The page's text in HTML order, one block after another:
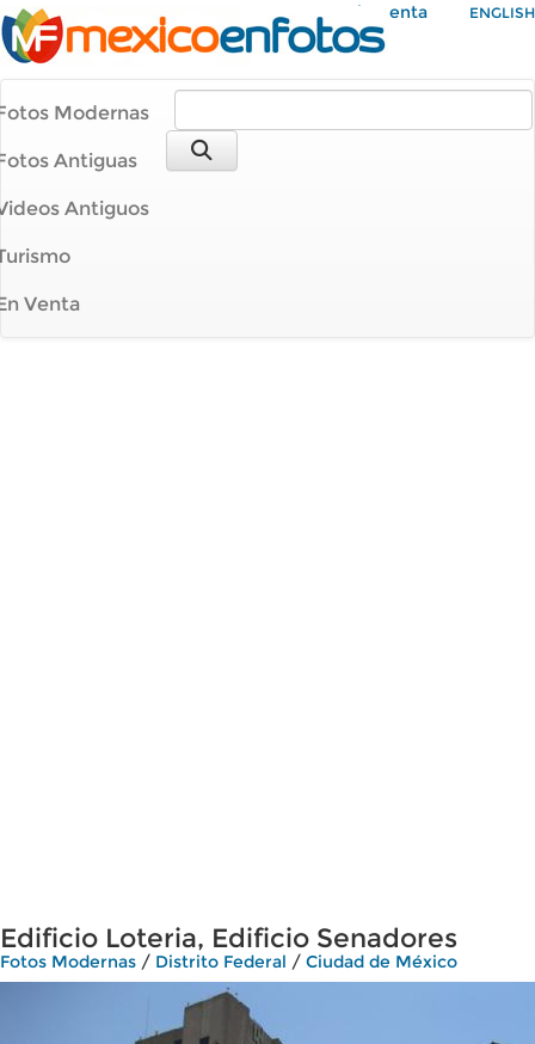
Mi Cuenta ENGLISH
Modernas
Antiguas
Antiguos
Venta
Edificio Loteria, Edificio Senadores
Fotos Modernas / Distrito Federal / Ciudad de México